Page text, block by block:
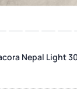
Nepal Light